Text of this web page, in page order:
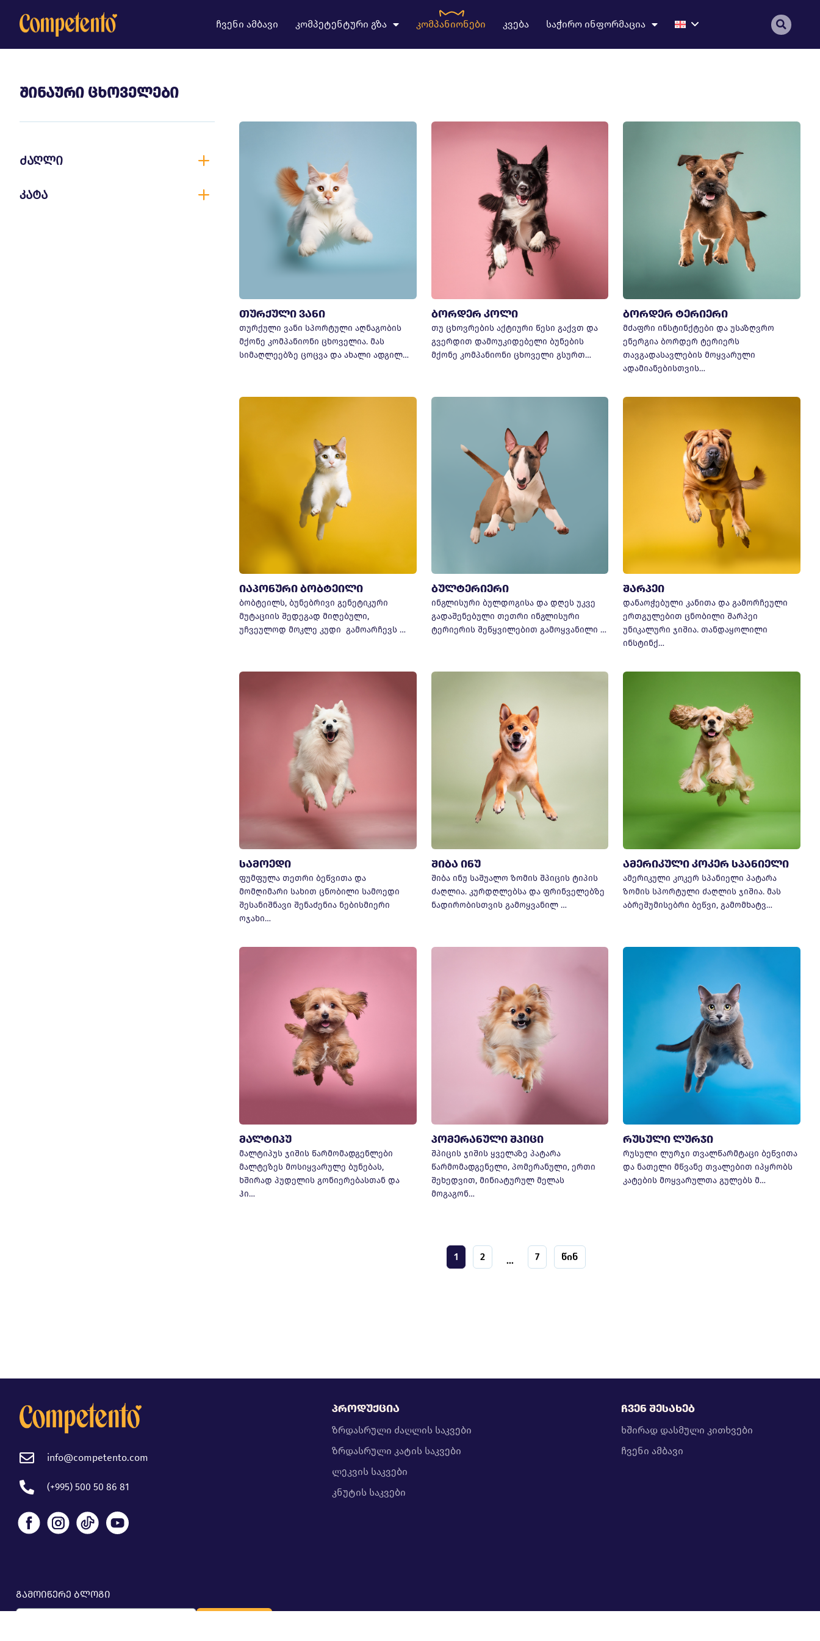
ჩვენი ამბავი კომპეტენტური გზა კომპანიონები კვება საჭირო ინფორმაცია
შინაური ცხოველები
ძაღლი
კატა
თურქული ვანი
თურქული ვანი სპორტული აღნაგობის
მქონე კომპანიონი ცხოველია. მას
სიმაღლეებზე ცოცვა და ახალი ადგილ…
ბორდერ კოლი
თუ ცხოვრების აქტიური წესი გაქვთ და
გვერდით დამოუკიდებელი ბუნების
მქონე კომპანიონი ცხოველი გსურთ…
ბორდერ ტერიერი
მძაფრი ინსტინქტები და უსაზღვრო
ენერგია ბორდერ ტერიერს
თავგადასავლების მოყვარული
ადამიანებისთვის…
იაპონური ბობტეილი
ბობტეილს, ბუნებრივი გენეტიკური
მუტაციის შედეგად მიღებული,
უჩვეულოდ მოკლე კუდი გამოარჩევს …
ბულტერიერი
ინგლისური ბულდოგისა და დღეს უკვე
გადაშენებული თეთრი ინგლისური
ტერიერის შეწყვილებით გამოყვანილი …
შარპეი
დანაოჭებული კანითა და გამორჩეული
ერთგულებით ცნობილი შარპეი
უნიკალური ჯიშია. თანდაყოლილი
ინსტინქ…
სამოედი
ფუმფულა თეთრი ბეწვითა და
მომღიმარი სახით ცნობილი სამოედი
შესანიშნავი შენაძენია ნებისმიერი
ოჯახი…
შიბა ინუ
შიბა ინუ საშუალო ზომის შპიცის ტიპის
ძაღლია. კურდღლებსა და ფრინველებზე
ნადირობისთვის გამოყვანილ …
ამერიკული კოკერ სპანიელი
ამერიკული კოკერ სპანიელი პატარა
ზომის სპორტული ძაღლის ჯიშია. მას
აბრეშუმისებრი ბეწვი, გამომხატვ…
მალტიპუ
მალტიპუს ჯიშის წარმომადგენლები
მალტეზეს მოსიყვარულე ბუნებას,
ხშირად პუდელის გონიერებასთან და
ჰი…
პომერანული შპიცი
შპიცის ჯიშის ყველაზე პატარა
წარმომადგენელი, პომერანული, ერთი
შეხედვით, მინიატურულ მელას
მოგაგონ…
რუსული ლურჯი
რუსული ლურჯი თვალწარმტაცი ბეწვითა
და ნათელი მწვანე თვალებით იპყრობს
კატების მოყვარულთა გულებს მ…
1 2 ... 7 წინ
info@competento.com
(+995) 500 50 86 81
პროდუქცია
ზრდასრული ძაღლის საკვები
ზრდასრული კატის საკვები
ლეკვის საკვები
კნუტის საკვები
ჩვენ შესახებ
ხშირად დასმული კითხვები
ჩვენი ამბავი
გამოიწერე ბლოგი